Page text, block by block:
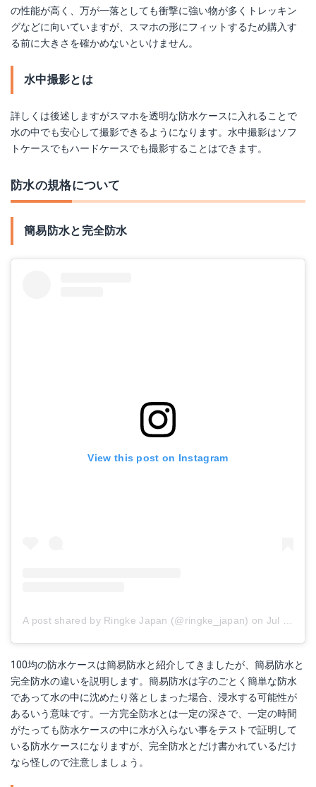
の性能が高く、万が一落としても衝撃に強い物が多くトレッキン
グなどに向いていますが、スマホの形にフィットするため購入す
る前に大きさを確かめないといけません。
水中撮影とは
詳しくは後述しますがスマホを透明な防水ケースに入れることで
水の中でも安心して撮影できるようになります。水中撮影はソフ
トケースでもハードケースでも撮影することはできます。
防水の規格について
簡易防水と完全防水
View this post on Instagram
A post shared by Ringke Japan (@ringke_japan) on Jul 5, 2018 at 10:06pm PDT
100均の防水ケースは簡易防水と紹介してきましたが、簡易防水と
完全防水の違いを説明します。簡易防水は字のごとく簡単な防水
であって水の中に沈めたり落としまった場合、浸水する可能性が
あるいう意味です。一方完全防水とは一定の深さで、一定の時間
がたっても防水ケースの中に水が入らない事をテストで証明して
いる防水ケースになりますが、完全防水とだけ書かれているだけ
なら怪しので注意しましょう。